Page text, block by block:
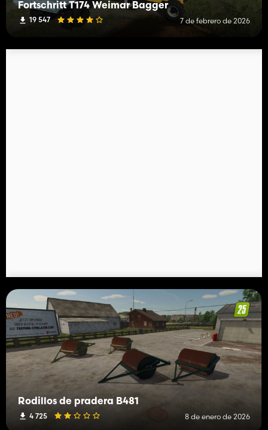
Fortschritt T174 Weimar Bagger
19 547 7 de febrero de 2026
Rodillos de pradera B481
4 725 8 de enero de 2026